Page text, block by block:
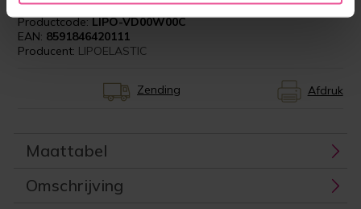
Productcode:LIPO-VD00W00C
EAN: 8591846420111
Producent: LIPOELASTIC
Zending Afdruk
Maattabel
Omschrijving